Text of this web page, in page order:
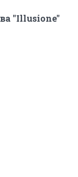
"Illusione"